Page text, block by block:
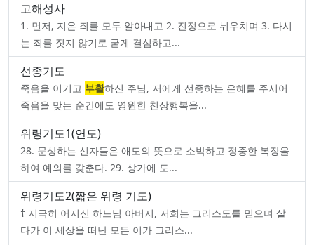
고해성사
1. 먼저, 지은 죄를 모두 알아내고 2. 진정으로 뉘우치며 3. 다시
는 죄를 짓지 않기로 굳게 결심하고...
선종기도
죽음을 이기고 부활하신 주님, 저에게 선종하는 은혜를 주시어
죽음을 맞는 순간에도 영원한 천상행복을...
위령기도1(연도)
28. 문상하는 신자들은 애도의 뜻으로 소박하고 정중한 복장을
하여 예의를 갖춘다. 29. 상가에 도...
위령기도2(짧은 위령 기도)
† 지극히 어지신 하느님 아버지, 저희는 그리스도를 믿으며 살
다가 이 세상을 떠난 모든 이가 그리스...